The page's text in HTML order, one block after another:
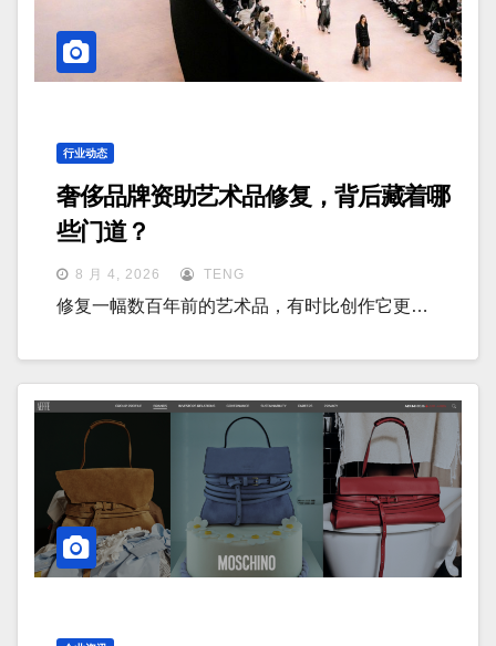
行业动态
奢侈品牌资助艺术品修复，背后藏着哪
些门道？
8 月 4, 2026 TENG
修复一幅数百年前的艺术品，有时比创作它更…